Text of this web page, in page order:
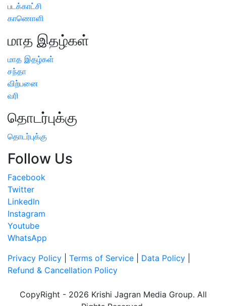
படக்காட்சி
காணொளி
மாத இதழ்கள்
மாத இதழ்கள்
சந்தா
விற்பனை
வரி
தொடர்புக்கு
தொடர்புக்கு
Follow Us
Facebook
Twitter
LinkedIn
Instagram
Youtube
WhatsApp
Privacy Policy
Terms of Service Data Policy
Refund & Cancellation Policy
CopyRight - 2026 Krishi Jagran Media Group. All